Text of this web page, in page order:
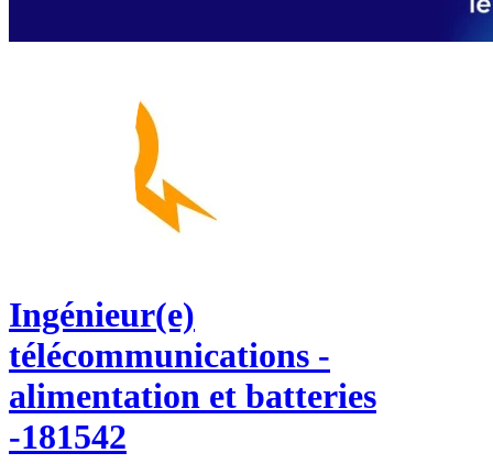
Ingénieur(e)
télécommunications -
alimentation et batteries
-181542